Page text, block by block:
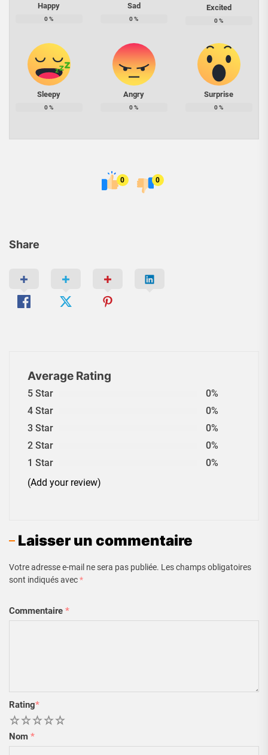
Share
Happy
0%
Sad
0%
Excited
0%
Sleepy
0%
Angry
0%
Surprise
0%
0 0
Average Rating
5 Star
0%
4 Star
0%
3 Star
0%
2 Star
0%
1 Star
0%
(Add your review)
Laisser un commentaire
Votre adresse e-mail ne sera pas publiée. Les champs obligatoires
sont indiqués avec*
Commentaire *
Rating*
5
4
3
2
Nom *